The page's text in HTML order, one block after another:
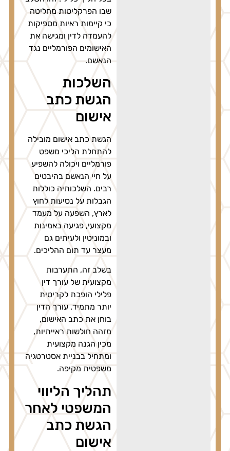
שבו הפרקליטות מחליטה
כי קיימות ראיות מספיקות
להעמדה לדין ומגישה את
האישומים הפורמליים נגד
הנאשם.
השלכות
הגשת כתב
אישום
הגשת כתב אישום מובילה
להתחלת הליכי משפט
פורמליים ויכולה להשפיע
על חיי הנאשם בהיבטים
רבים. השלכותיה כוללות
הגבלות על נסיעות לחוץ
לארץ, השפעה על מעמד
מקצועי, פגיעה באמינות
ובמוניטין ולעיתים גם
מעצר עד תום ההליכים.
בשלב זה, התערבות
מקצועית של עורך דין
פלילי הופכת לקריטית
יותר מתמיד. עורך הדין
בוחן את כתב האישום,
מזהה חולשות ראייתיות,
מכין הגנה מקצועית
ומתחיל בבניית אסטרטגיה
משפטית מקיפה.
תהליך הליווי
המשפטי לאחר
הגשת כתב
אישום